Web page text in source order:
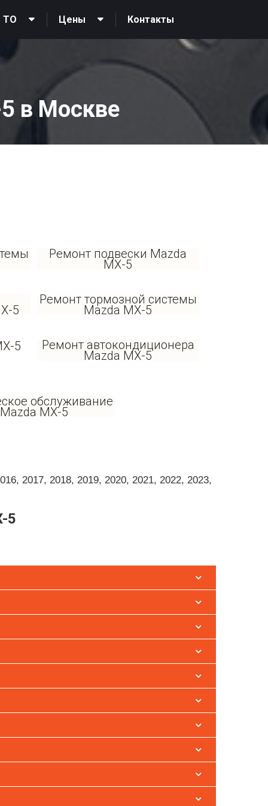
ТО Цены Контакты
в Москве
Ремонт подвески Mazda
MX-5
5
Ремонт тормозной системы
Mazda MX-5
5 Ремонт автокондиционера
Mazda MX-5
обслуживание
Mazda MX-5
2017, 2018, 2019, 2020, 2021, 2022, 2023,
5